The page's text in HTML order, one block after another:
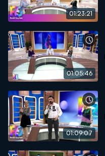
01:23:21
01:05:46
01:09:07